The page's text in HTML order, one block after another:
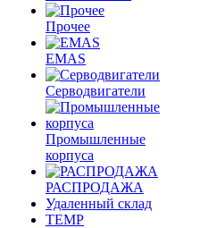
Прочее
EMAS
Cерводвигатели
Промышленные
корпуса
РАСПРОДАЖА
Удаленный склад
TEMP